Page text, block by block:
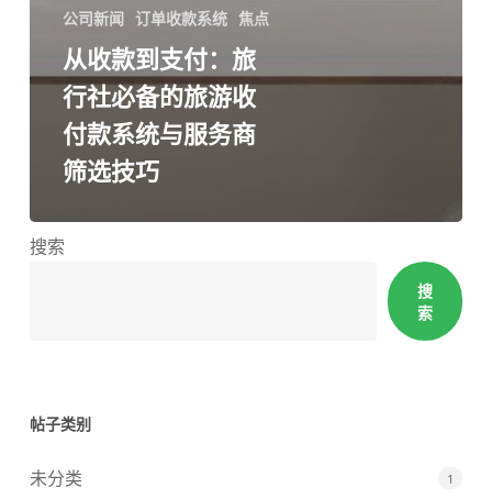
公司新闻 订单收款系统 焦点
从收款到支付：旅
行社必备的旅游收
付款系统与服务商
筛选技巧
搜索
搜
索
帖子类别
未分类 1